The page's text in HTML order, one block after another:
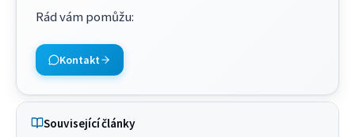
Rád vám pomůžu:
Kontakt
Související články